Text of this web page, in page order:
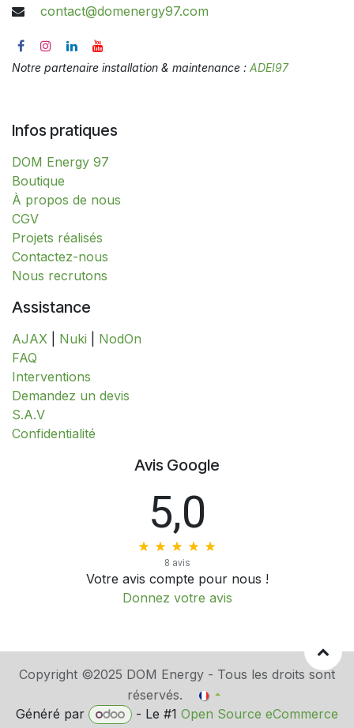
contact@domenergy97.com
Notre partenaire installation & maintenance : ADEI97
Infos pratiques
DOM Energy 97
​​​​​​​​​​​​​​​​​​​​​​​​​​​​​​​​​​​​​​​​​​​​​​​​​​​​​​​​​​​​​​​​​​​​​​​B​o​ut​i​q​u​e​
À propos de nous
CGV
Projets réalisés
Contactez-nous
Nous recrutons
Assistance
AJAX Nuki
NodOn
FAQ
Interventions
​​​​​​​​​​​​​​​​​​​​​​​​​D​​e​m​a​n​d​e​z​ ​u​n​ ​d​e​v​i​s
S.A.V
​​​​​​​​​​​​​​Confidentialité​​​​​​​​​​​​​​
Avis Google
5,0
8 avis
Votre avis compte pour nous !
Donnez votre avis
Copyright ©2025 DOM Energy - Tous les droits sont
réservés.
Généré par
- Le #1 Open Source eCommerce